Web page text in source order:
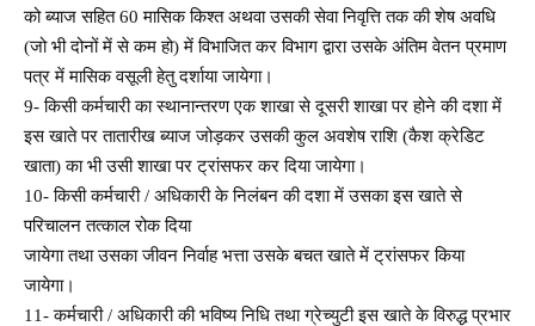
को ब्याज सहित 60 मासिक किश्त अथवा उसकी सेवा निवृत्ति तक की शेष अवधि
(जो भी दोनों में से कम हो) में विभाजित कर विभाग द्वारा उसके अंतिम वेतन प्रमाण
पत्र में मासिक वसूली हेतु दर्शाया जायेगा।
9- किसी कर्मचारी का स्थानान्तरण एक शाखा से दूसरी शाखा पर होने की दशा में
इस खाते पर तातारीख ब्याज जोड़कर उसकी कुल अवशेष राशि (कैश क्रेडिट
खाता) का भी उसी शाखा पर ट्रांसफर कर दिया जायेगा।
10- किसी कर्मचारी / अधिकारी के निलंबन की दशा में उसका इस खाते से
परिचालन तत्काल रोक दिया
जायेगा तथा उसका जीवन निर्वाह भत्ता उसके बचत खाते में ट्रांसफर किया
जायेगा।
11- कर्मचारी / अधिकारी की भविष्य निधि तथा ग्रेच्युटी इस खाते के विरुद्ध प्रभार